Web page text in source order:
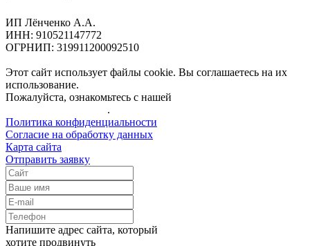
ИП Лёнченко А.А.
ИНН: 910521147772
ОГРНИП: 319911200092510
Этот сайт использует файлы cookie. Вы соглашаетесь на их
использование.
Пожалуйста, ознакомьтесь с нашей
.
Политика конфиденциальности
Согласие на обработку данных
Карта сайта
Отправить заявку
Напишите адрес сайта, который
хотите продвинуть